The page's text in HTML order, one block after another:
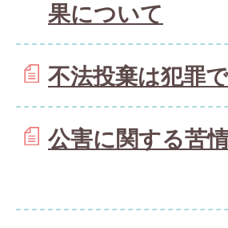
果について
不法投棄は犯罪
公害に関する苦